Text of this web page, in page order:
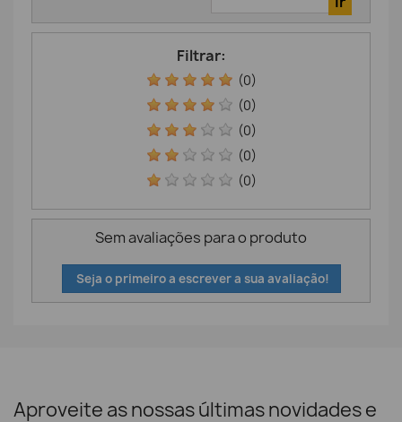
Filtrar:
(0)
(0)
(0)
(0)
(0)
Sem avaliações para o produto
Seja o primeiro a escrever a sua avaliação!
Aproveite as nossas últimas novidades e